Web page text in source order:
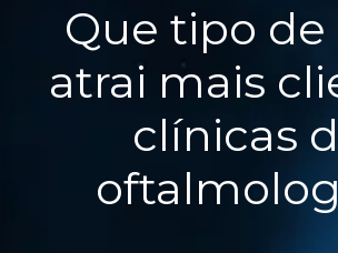
Que tipo de
atrai mais
clínicas